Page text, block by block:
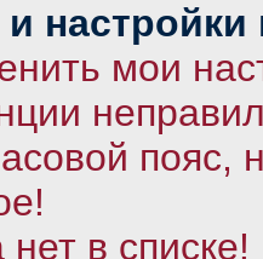
настройки
мои
пояс,
в списке!